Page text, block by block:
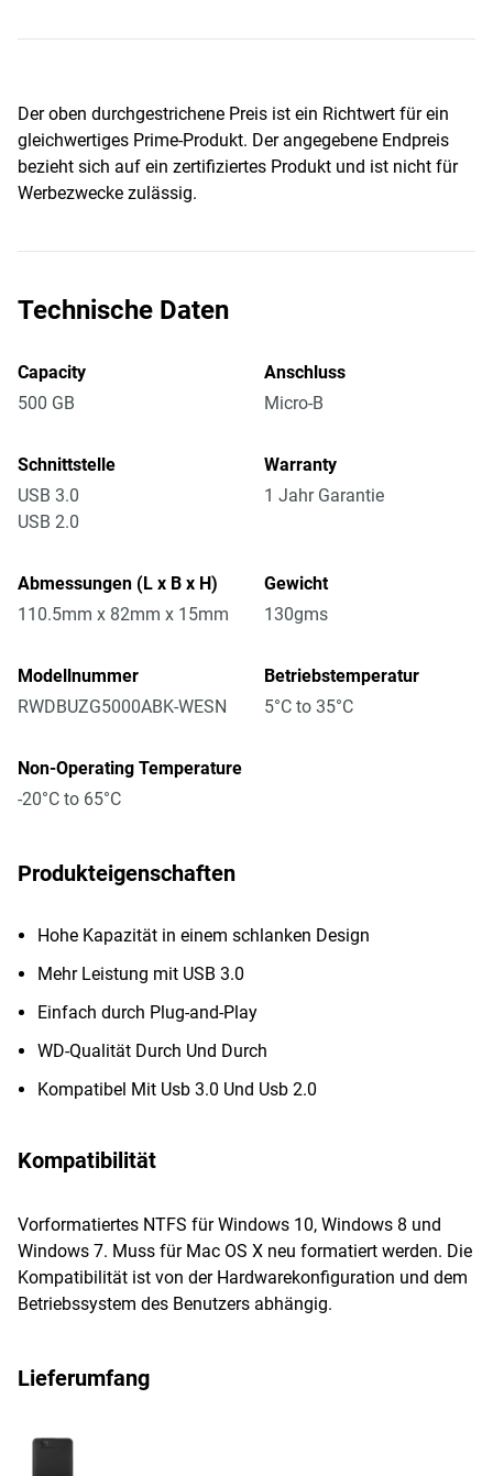
Der oben durchgestrichene Preis ist ein Richtwert für ein
gleichwertiges Prime-Produkt. Der angegebene Endpreis
bezieht sich auf ein zertifiziertes Produkt und ist nicht für
Werbezwecke zulässig.
Technische Daten
Capacity
500 GB
Anschluss
Micro-B
Schnittstelle
USB 3.0
USB 2.0
Warranty
1 Jahr Garantie
Abmessungen (L x B x H)
110.5mm x 82mm x 15mm
Gewicht
130gms
Modellnummer
RWDBUZG5000ABK-WESN
Betriebstemperatur
5°C to 35°C
Non-Operating Temperature
-20°C to 65°C
Produkteigenschaften
Hohe Kapazität in einem schlanken Design
Mehr Leistung mit USB 3.0
Einfach durch Plug-and-Play
WD-Qualität Durch Und Durch
Kompatibel Mit Usb 3.0 Und Usb 2.0
Kompatibilität
Vorformatiertes NTFS für Windows 10, Windows 8 und
Windows 7. Muss für Mac OS X neu formatiert werden. Die
Kompatibilität ist von der Hardwarekonfiguration und dem
Betriebssystem des Benutzers abhängig.
Lieferumfang